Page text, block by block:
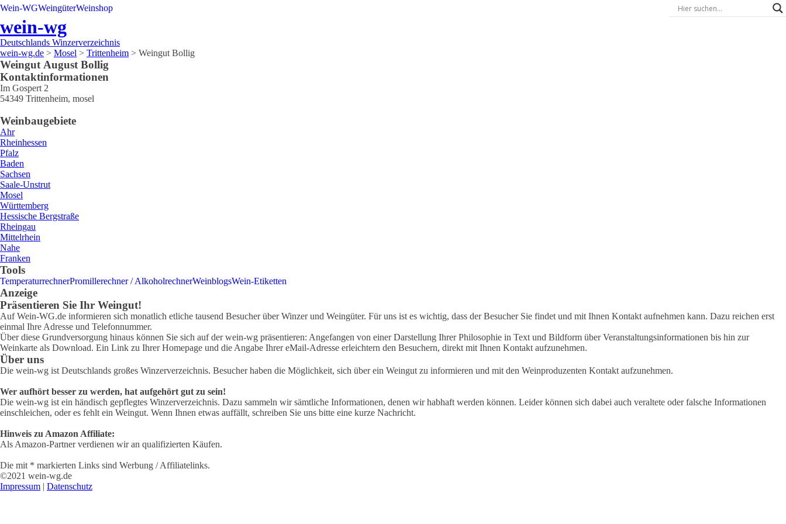
Wein-WGWeingüterWeinshop
wein-wg
Deutschlands Winzerverzeichnis
wein-wg.de > Mosel > Trittenheim > Weingut Bollig
Weingut August Bollig
Kontaktinformationen
Im Gospert 2
54349 Trittenheim, mosel
Weinbaugebiete
Ahr
Rheinhessen
Pfalz
Baden
Sachsen
Saale-Unstrut
Mosel
Württemberg
Hessische Bergstraße
Rheingau
Mittelrhein
Nahe
Franken
Tools
TemperaturrechnerPromillerechner / AlkoholrechnerWeinblogsWein-Etiketten
Anzeige
Präsentieren Sie Ihr Weingut!
Auf Wein-WG.de informieren sich monatlich etliche tausend Besucher über Winzer und Weingüter. Für uns ist es wichtig, dass der Besucher Sie findet und mit Ihnen Kontakt aufnehmen kann. Dazu reichen erst
einmal Ihre Adresse und Telefonnummer.
Über diese Grundversorgung hinaus können Sie sich auf der wein-wg präsentieren: Angefangen von einer Darstellung Ihrer Philosophie in Text und Bildform über Veranstaltungsinformationen bis hin zur
Weinkarte als Download. Ein Link zu Ihrer Homepage und die Angabe Ihrer eMail-Adresse erleichtern den Besuchern, direkt mit Ihnen Kontakt aufzunehmen.
Über uns
Die wein-wg ist Deutschlands großes Winzerverzeichnis. Besucher haben die Möglichkeit, sich über ein Weingut zu informieren und mit den Weinproduzenten Kontakt aufzunehmen.
Wer aufhört besser zu werden, hat aufgehört gut zu sein!
Die wein-wg ist ein händisch gepflegtes Winzerverzeichnis. Dazu sammeln wir sämtliche Informationen, denen wir habhaft werden können. Leider können sich dabei auch veraltete oder falsche Informationen
einschleichen, oder es fehlt ein Weingut. Wenn Ihnen etwas auffällt, schreiben Sie uns bitte eine kurze Nachricht.
Hinweis zu Amazon Affiliate:
Als Amazon-Partner verdienen wir an qualifizierten Käufen.
Die mit * markierten Links sind Werbung / Affiliatelinks.
©2021 wein-wg.de
Impressum | Datenschutz